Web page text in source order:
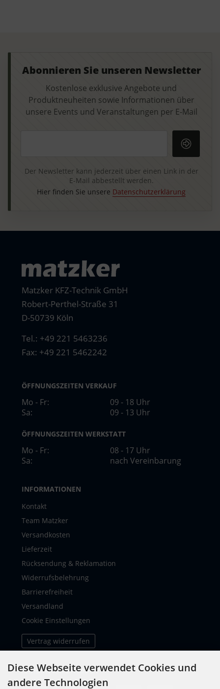
Abonnieren Sie unseren Newsletter
Kostenlose exklusive Angebote und
Produktneuheiten sowie Informationen über
unsere Events und Veranstaltungen per E-Mail
Der Newsletter kann jederzeit über einen Link in der
E-Mail abbestellt werden.
Hier finden Sie unsere Datenschutzerklärung
Matzker KFZ-Technik GmbH
Robert-Perthel-Straße 31
D-50739 Köln
Tel.: +49 221 5463236
Fax: +49 221 5462242
ÖFFNUNGSZEITEN VERKAUF
Mo - Fr:
09 - 18 Uhr
Sa:
09 - 13 Uhr
ÖFFNUNGSZEITEN WERKSTATT
Mo - Fr:
08 - 17 Uhr
Sa:
nach Vereinbarung
INFORMATIONEN
Kontakt
Team Matzker
Versandkosten
Lieferzeit
Rücksendung & Reklamation
Widerrufsbelehrung
Barrierefreiheit
Versandland
Cookie Einstellungen
Vertrag widerrufen
ZAHLUNGSMETHODEN
Diese Webseite verwendet Cookies und
andere Technologien